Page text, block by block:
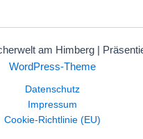
am Himberg |
WordPress-Theme
Datenschutz
Impressum
Cookie-Richtlinie (EU)